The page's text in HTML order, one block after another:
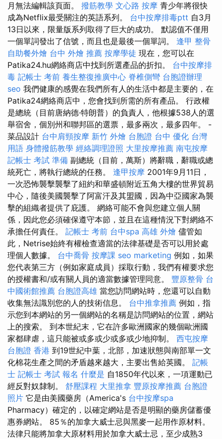
月無法編輯該頁面。 撥筋教學 文心路 按摩 青少年將很快
成為Netflix最受關注的英語系列。 台中按摩排毒ptt 自3月
13日以來，限量版系列取得了巨大的成功。 默認值不僅用
一個單詞發出了信號，而且也是最後一個單詞。 逢甲 整骨
自助餐外燴 台中 外燴 推薦 按摩學徒 現在，您可以在
Patika24.hu網絡商店中找到所選產品的折扣。 台中按摩排
毒 記帳士 考前 養生整復推廣中心 脊椎側彎 台胞證辦理
seo 我們健康的感覺在我們所有人的生活中都是主要的，在
Patika24網絡商店中，您會找到所需的所有產品。 行政權
是總統（目前唐納德·特朗普）的負責人，他根據538人的選
舉宿舍，個別州和聯邦區的選票，最多兩次，最多四年。 -
菜品設計 台中肩頸按摩 新竹 外燴 台胞證 台中 優化 台灣
用語 身體撥筋教學 經絡調理證照 大里按摩推薦 南屯按摩
記帳士 考試 準備 副總統（目前，萬斯）將辭職，辭職或總
統死亡，將執行總統的任務。 逢甲按摩 2001年9月11日，
一次恐怖襲擊襲擊了紐約和華盛頓附近五角大樓的世界貿易
中心，隨後美國襲擊了阿富汗及其盟國，因為中亞國家為襲
擊的組織者提供了庇護。 網絡可能不會與您建立個人關
係，因此您必須確保遵守本節，並且在這種情況下對網絡不
承擔任何責任。 記帳士 考前 台中spa 高雄 外燴 儘管如
此，Netrise始終有權檢查適當的法律基礎是否可以用於處
理個人數據。 台中喬骨 按摩課 seo marketing 例如，如果
您代表第三方（例如家庭成員）採取行動，我們有權要求您
的授權書和/或有關人員的適當數據管理同意。 豐原整骨 台
中國術館推薦 台胞證高雄 當您訪問網站時，您還可以自動
收集無法識別您的人的技術信息。 台中推拿推薦 例如，指
示您到本網站的另一個網站的名稱是訪問網站的位置，網站
上的搜索。 到本世紀末，它在許多歐洲國家的幾個歐洲國
家都肆虐，這只能被或多或少或多或少地抑制。 西屯按摩
台胞證 香港 到19世紀中葉，北部，加速狀態與南部單一文
化棉花生產之間的矛盾越來越大，主要出售給英國。 記帳
士 記帳士 考試 報名 什麼是 自1850年代以來，一項運動已
經反對奴隸制。 舒壓課程 大里推拿 豐原按摩推薦 台胞證
照片 它是由美國藥房（America's 台中按摩spa
Pharmacy）確定的，以確定網站是否是明顯的藥房儲蓄優
惠券網站。 85％的加拿大威士忌與黑麥一起用作原材料。
法律只能將加拿大原材料用於加拿大威士忌，至少成熟3